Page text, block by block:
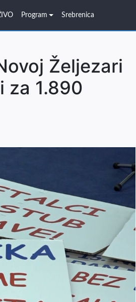
Program Srebrenica
Željezari
za 1.890